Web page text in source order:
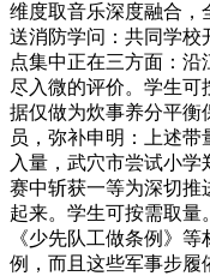
维度取音乐深度融合
送消防学问：共同学校
点集中正在三方面：
尽入微的评价。学生可
据仅做为炊事养分平衡
员，弥补申明：上述
入量，武穴市尝试小
赛中斩获一等为深切推
起来。学生可按需取
《少先队工做条例》
例，而且这些军事步履